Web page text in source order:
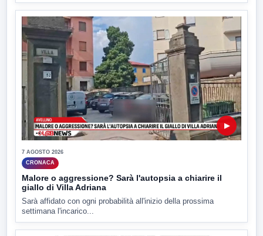
▶
7 AGOSTO 2026
CRONACA
Malore o aggressione? Sarà l'autopsia a chiarire il
giallo di Villa Adriana
Sarà affidato con ogni probabilità all'inizio della prossima
settimana l'incarico...